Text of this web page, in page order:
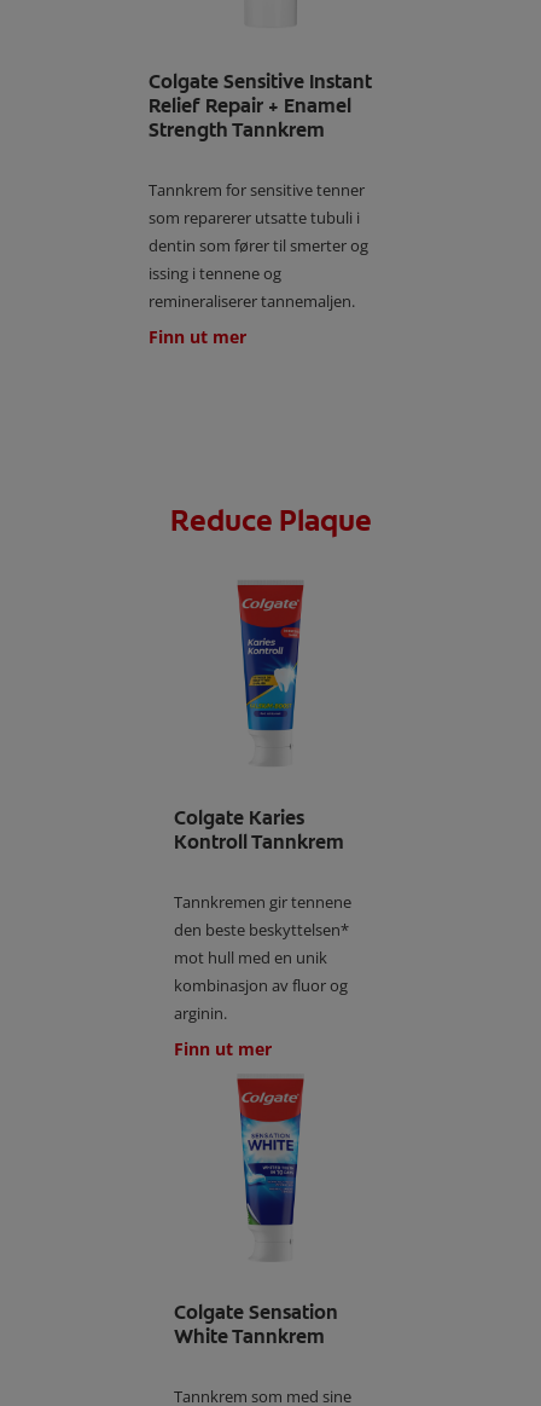
Colgate Sensitive Instant
Relief Repair + Enamel
Strength Tannkrem
Tannkrem for sensitive tenner
som reparerer utsatte tubuli i
dentin som fører til smerter og
issing i tennene og
remineraliserer tannemaljen.
Finn ut mer
Reduce Plaque
Colgate Karies
Kontroll Tannkrem
Tannkremen gir tennene
den beste beskyttelsen*
mot hull med en unik
kombinasjon av fluor og
arginin.
Finn ut mer
Colgate Sensation
White Tannkrem
Tannkrem som med sine